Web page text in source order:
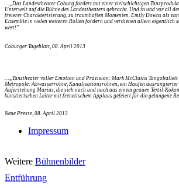
…„Das Landestheater Coburg fordert mit einer vielschichtigen
Unterwelt auf die Bühne des Landestheaters gebracht. Und in und vor all
freierer Charakterisierung, zu traumhaften Momenten. Emily Downs als
Ensemble in vielen weiteren Rollen fordern und verdienen allein eigentlich
wert!"
Coburger Tageblatt, 08. April 2013
…„Tanztheater voller Emotion und Präzision: Mark McClains Tangoballett
Metropole: Abwasserrohre, Kanalisationsröhren, ein Haufen ausrangierter
Auferstehung Marias, die sich nach und nach aus einem grauen Textil-
künstlerischen Leiter mit frenetischem Applaus gefeiert für die gelungene
Neue Presse, 08. April 2013
Impressum
Weitere Bühnenbilder
Entführung